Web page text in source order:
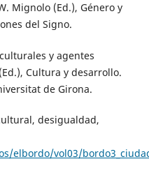
Mignolo (Ed.), Género y
del Signo.
y agentes
Cultura y desarrollo.
de Girona.
desigualdad,
elbordo/vol03/